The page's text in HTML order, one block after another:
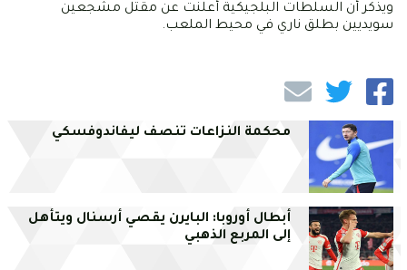
ويذكر أن السلطات البلجيكية أعلنت عن مقتل مشجعين
سويديين بطلق ناري في محيط الملعب.
محكمة النزاعات تنصف ليفاندوفسكي
أبطال أوروبا: البايرن يقصي أرسنال ويتأهل
إلى المربع الذهبي